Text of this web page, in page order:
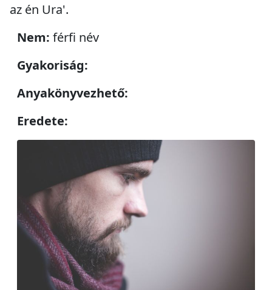
az én Ura'.
Nem: férfi név
Gyakoriság:
Anyakönyvezhető:
Eredete: